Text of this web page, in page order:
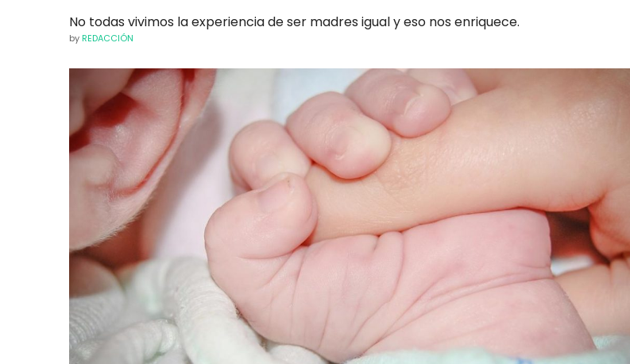
No todas vivimos la experiencia de ser madres igual y eso nos enriquece.
by REDACCIÓN